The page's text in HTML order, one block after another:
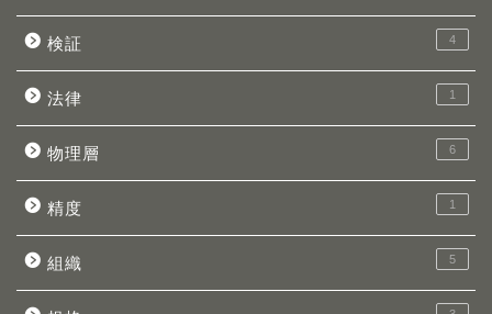
検証 4
法律 1
物理層 6
精度 1
組織 5